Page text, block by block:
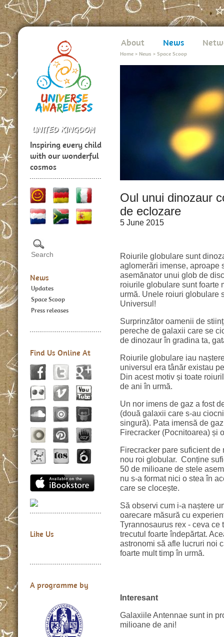
Inspiring every child
with our wonderful
cosmos
News
Updates
Space Scoop
Press releases
Find Us Online At
Like Us
A programme by
About News
Home > News > Space Scoop
Oul unui dinozaur
de eclozare
5 June 2015
Roiurile globulare sunt
aglomerări imense,
asemănator unui glob de
roiurile globulare sunt foarte
urmă. Unele roiuri globulare
Universul!
Surprinzător oamenii de
pereche de galaxii care se
de dinozaur în gradina ta,
Roiurile globulare iau
universul era tânăr existau
Din acest motiv și toate
de ani în urmă.
Un nor imens de gaz a fost
(două galaxii care s-au
singură). Pata imensă de
Firecracker (Pocnitoarea) și
Firecracker pare suficient
nou roi globular. Conține
50 de milioane de stele
nu s-a format nici o stea în
care se clocește.
Să observi cum i-a naștere
oarecare măsură cu
Tyrannosaurus rex - ceva ce
trecutul foarte îndepărtat.
astronomi să afle lucruri noi
foarte mult timp în urmă.
Interesant
Galaxiile Antennae sunt in
milioane de ani!